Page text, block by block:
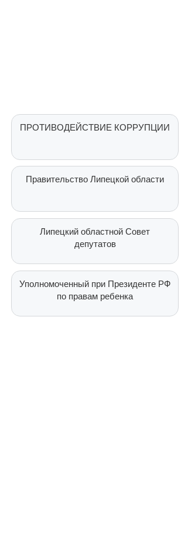
Правительство Липецкой области
Липецкий областной Совет
депутатов
Уполномоченный при Президенте РФ
по правам ребенка
ПРОТИВОДЕЙСТВИЕ КОРРУПЦИИ